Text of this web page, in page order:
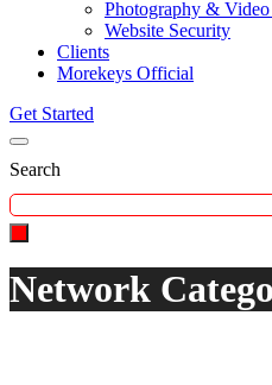
Photography &
Website Security
Clients
Morekeys Official
Get Started
Search
Network